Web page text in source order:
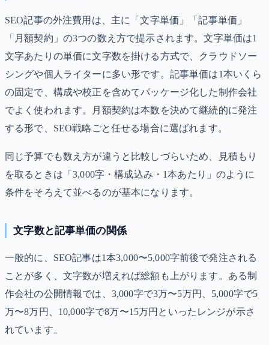
SEO記事の外注費用は、主に「文字単価」「記事単価」
「月額契約」の3つの数え方で提示されます。文字単価は1
文字あたりの単価に文字数を掛ける方式で、クラウドソー
シングや個人ライターに多い形です。記事単価は1本いくら
の固定で、構成や校正を含めてパッケージ化した制作会社
でよく使われます。月額契約は本数を決めて継続的に発注
する形で、SEO戦略ごと任せる場合に選ばれます。
同じ予算でも数え方が違うと比較しづらいため、見積もり
を取るときは「3,000字・構成込み・1本あたり」のように
条件をそろえて並べるのが基本になります。
文字数と記事単価の関係
一般的に、SEO記事は1本3,000〜5,000字前後で発注される
ことが多く、文字数が増えれば総額も上がります。ある制
作会社の公開情報では、3,000字で3万〜5万円、5,000字で5
万〜8万円、10,000字で8万〜15万円といったレンジが示さ
れています。